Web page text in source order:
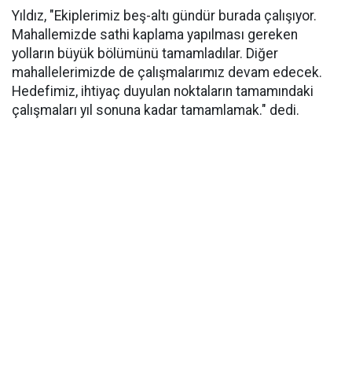
Yıldız, "Ekiplerimiz beş-altı gündür burada çalışıyor.
Mahallemizde sathi kaplama yapılması gereken
yolların büyük bölümünü tamamladılar. Diğer
mahallelerimizde de çalışmalarımız devam edecek.
Hedefimiz, ihtiyaç duyulan noktaların tamamındaki
çalışmaları yıl sonuna kadar tamamlamak." dedi.